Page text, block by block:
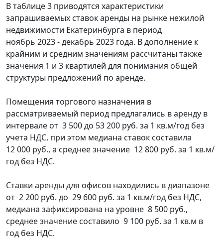
В таблице 3 приводятся характеристики
запрашиваемых ставок аренды на рынке нежилой
недвижимости Екатеринбурга в период
ноябрь 2023 - декабрь 2023 года. В дополнение к
крайним и средним значениям рассчитаны также
значения 1 и 3 квартилей для понимания общей
структуры предложений по аренде.
Помещения торгового назначения в
рассматриваемый период предлагались в аренду в
интервале от 3 500 до 53 200 руб. за 1 кв.м/год без
учета НДС, при этом медиана ставок составила
12 000 руб., а среднее значение 12 800 руб. за 1 кв.м/
год без НДС.
Ставки аренды для офисов находились в диапазоне
от 2 200 руб. до 29 600 руб. за 1 кв.м/год без НДС,
медиана зафиксирована на уровне 8 500 руб.,
среднее значение составило 9 100 руб. за 1 кв.м в
год без НДС.